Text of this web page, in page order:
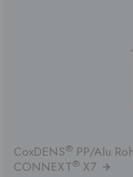
CoxDENS® PP/Alu
CONNEXT® X7